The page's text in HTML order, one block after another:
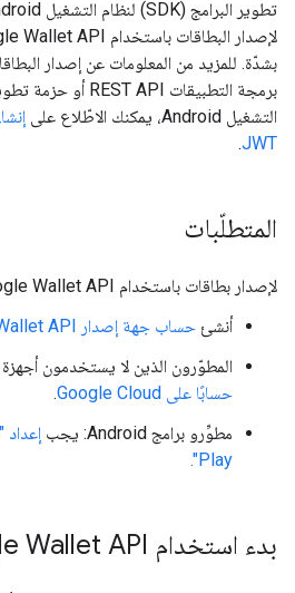
بشدّة. للمزيد من المعلومات عن إصدار
التشغيل Android، يمكنك الاطّلاع على
JWT
.
المتطلّبات
لإصدار بطاقات باستخدام Google Wallet API، عليك أولاً تنفيذ ما يلي:
أنشئ حساب جهة إصدار Google Wallet API
المطوّرون الذين لا يستخدمون أجهزة Android: أنشئ
حسابًا على Google Cloud
.
مطوِّرو برامج Android: يجب
Play".
بدء استخدام Google Wallet API